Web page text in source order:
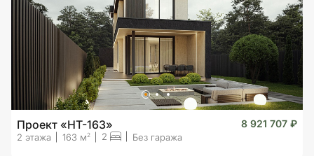
Проект «HT-163» 8 921 707 ₽
2 этажа 163 м 2 2 Без гаража